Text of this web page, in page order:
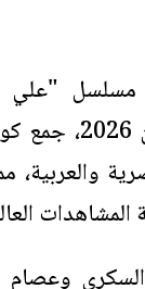
مسلسل "علي
عرض في رمضان
وعصام